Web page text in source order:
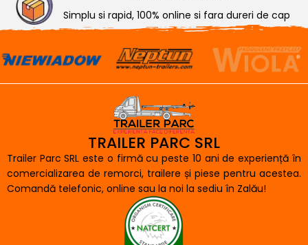
Simplu si rapid, 100% online si fara dureri de cap
TRAILER PARC SRL
Trailer Parc SRL este o firmă cu peste 10 ani de experiență în
comercializarea de remorci, trailere și piese pentru acestea.
Comandă telefonic, online sau la noi la sediu în Zalău!